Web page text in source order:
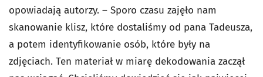
opowiadają autorzy. – Sporo czasu zajęło nam
skanowanie klisz, które dostaliśmy od pana Tadeusza,
a potem identyfikowanie osób, które były na
zdjęciach. Ten materiał w miarę dekodowania zaczął